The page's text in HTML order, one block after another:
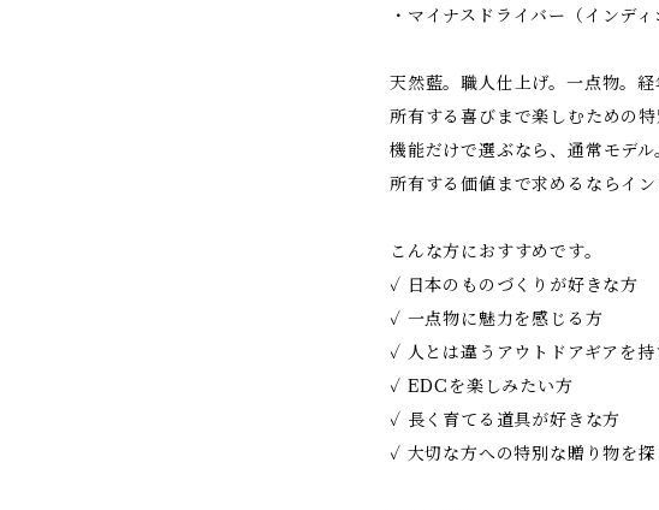
・マイナスドライバー（インディ
天然藍。職人仕上げ。一点物。経
所有する喜びまで楽しむための特
機能だけで選ぶなら、通常モデル
所有する価値まで求めるならイン
こんな方におすすめです。
✓ 日本のものづくりが好きな方
✓ 一点物に魅力を感じる方
✓ 人とは違うアウトドアギアを
✓ EDCを楽しみたい方
✓ 長く育てる道具が好きな方
✓ 大切な方への特別な贈り物を